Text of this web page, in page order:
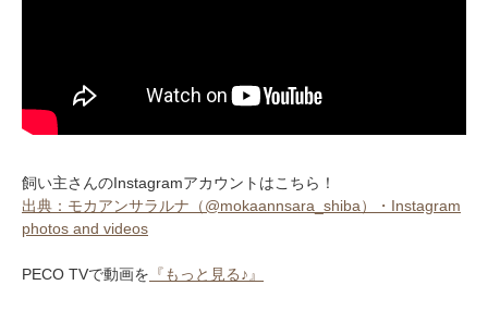
飼い主さんのInstagramアカウントはこちら！
出典：モカアンサラルナ（@mokaannsara_shiba）・Instagram
photos and videos
PECO TVで動画を 『もっと見る♪』